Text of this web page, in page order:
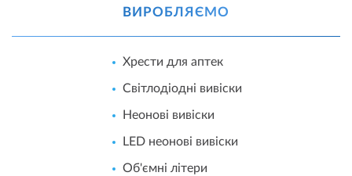
ВИРОБЛЯЄМО
Хрести для аптек
Світлодіодні вивіски
Неонові вивіски
LED неонові вивіски
Об'ємні літери